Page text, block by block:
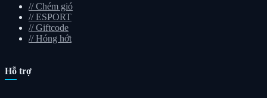
// Chém gió
// ESPORT
// Giftcode
// Hóng hớt
Hỗ trợ